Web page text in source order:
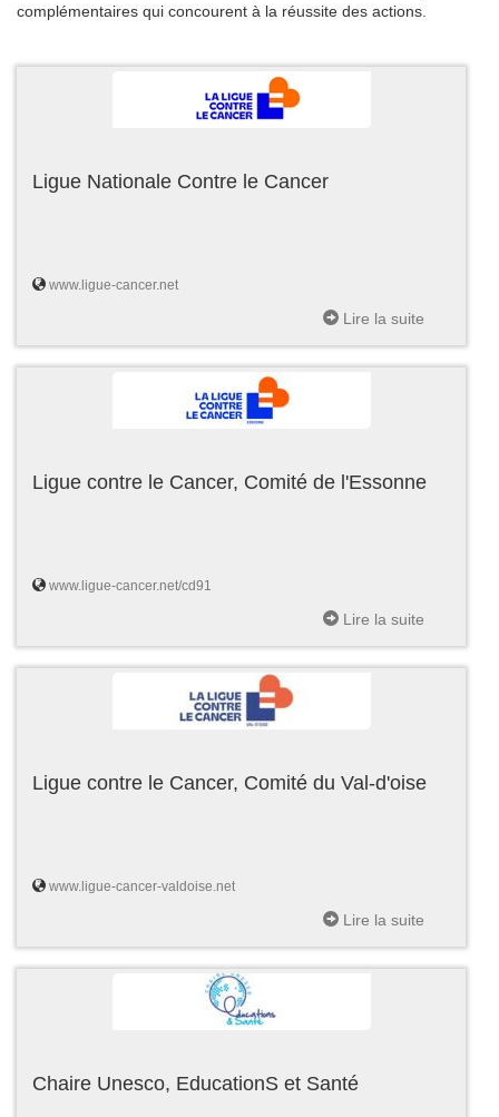
complémentaires qui concourent à la réussite des actions.
Ligue Nationale Contre le Cancer
www.ligue-cancer.net
Lire la suite
Ligue contre le Cancer, Comité de l'Essonne
www.ligue-cancer.net/cd91
Lire la suite
Ligue contre le Cancer, Comité du Val-d'oise
www.ligue-cancer-valdoise.net
Lire la suite
Chaire Unesco, EducationS et Santé